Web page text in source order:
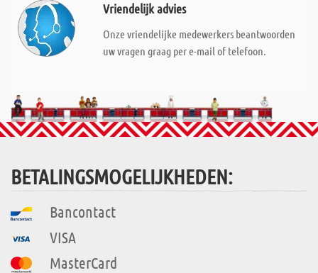
Vriendelijk advies
Onze vriendelijke medewerkers beantwoorden
uw vragen graag per e-mail of telefoon.
BETALINGSMOGELIJKHEDEN:
Bancontact
VISA
MasterCard